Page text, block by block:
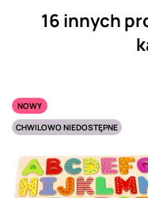
16 innych
NOWY
CHWILOWO NIEDOSTĘPNE